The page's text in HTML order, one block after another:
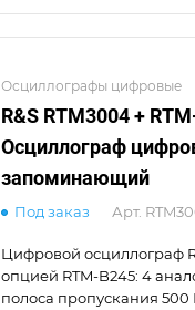
Осциллографы цифровые
R&S RTM3004 +
Осциллограф
запоминающий
Под заказ Арт.
Цифровой осциллограф
опцией RTM-B245: 4
полоса пропускания 500